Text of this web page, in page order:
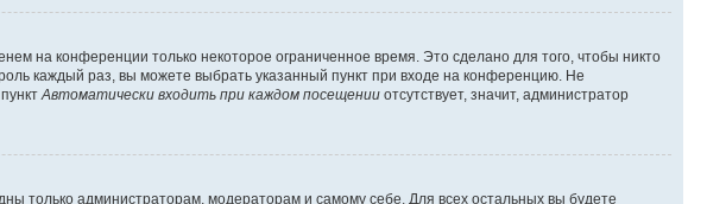
на конференции только некоторое ограниченное время. Это сделано для того, чтобы никто
каждый раз, вы можете выбрать указанный пункт при входе на конференцию. Не
Автоматически входить при каждом посещении отсутствует, значит, администратор
только администраторам, модераторам и самому себе. Для всех остальных вы будете